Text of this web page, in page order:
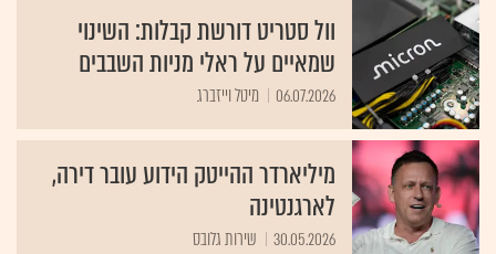
וול סטריט דורשת קבלות: השינוי
שמאיים על ראלי מניות השבבים
06.07.2026 מיטל וייזברג
מיליארדר ההייטק הידוע עובר דירה,
לארגנטינה
30.05.2026 שירות גלובס